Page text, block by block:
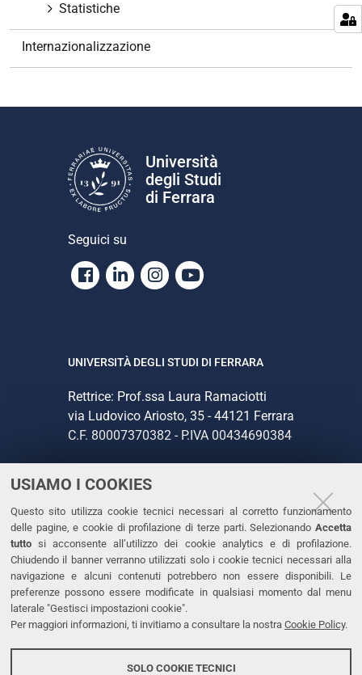
USIAMO I COOKIES
Questo sito utilizza cookie tecnici necessari al corretto funzionamento
delle pagine, e cookie di profilazione di terze parti. Selezionando Accetta
tutto si acconsente all’utilizzo dei cookie analytics e di profilazione.
Chiudendo il banner verranno utilizzati solo i cookie tecnici necessari alla
navigazione e alcuni contenuti potrebbero non essere disponibili. Le
preferenze possono essere modificate in qualsiasi momento dal menu
laterale "Gestisci impostazioni cookie".
Per maggiori informazioni, ti invitiamo a consultare la nostra Cookie Policy.
SOLO COOKIE TECNICI
Statistiche
Internazionalizzazione
Università
degli Studi
di Ferrara
Seguici su
Facebook
LinkedinInstagram
Youtube
UNIVERSITÀ DEGLI STUDI DI FERRARA
Rettrice: Prof.ssa Laura Ramaciotti
via Ludovico Ariosto, 35 - 44121 Ferrara
C.F. 80007370382 - P.IVA 00434690384
CONTATTI
Tel. +39 0532 293111
Fax. +39 0532 293031
PEC
LINKS
Dichiarazione di accessibilità